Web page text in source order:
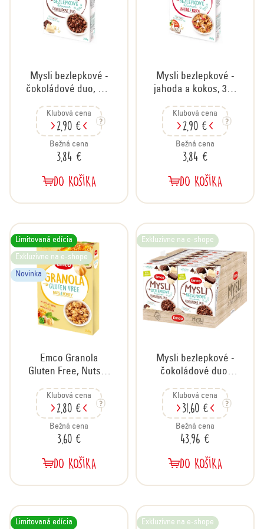
Mysli bezlepkové -
čokoládové duo, 340
Klubová cena
2,90 €
Bežná cena
3,84 €
DO KOŠÍKA
Mysli bezlepkové -
jahoda a kokos, 340
Klubová cena
2,90 €
Bežná cena
3,84 €
DO KOŠÍKA
Novinka
Exkluzívne na e-shope
Limitovaná edícia
Emco Granola
Gluten Free, Nuts &
med, 340 g
Klubová cena
2,80 €
Bežná cena
3,60 €
DO KOŠÍKA
Exkluzívne na e-shope
Mysli bezlepkové -
čokoládové duo,
Klubová cena
31,60 €
Bežná cena
43,96 €
DO KOŠÍKA
Limitovaná edícia Exkluzívne na e-shope